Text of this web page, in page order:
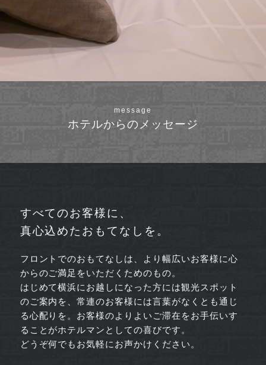
message
ホテルからのメッセージ
すべてのお客様に、
真心込めたおもてなしを。
フロントでのおもてなしは、より幅広いお客様に心
からのご満足をいただくためのもの。
はじめて横浜にお越しになった方には観光スポット
のご案内を、常連のお客様には言葉がなくとも通じ
る心配りを。お客様のよりよいご滞在をお手伝いす
ることがホテルマンとしての喜びです。
どうぞ何でもお気軽にお声かけください。